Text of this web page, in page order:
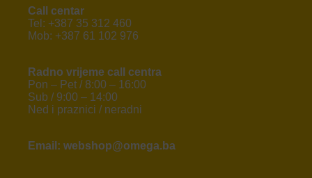
Call centar
Tel: +387 35 312 460
Mob: +387 61 102 976
Radno vrijeme call centra
Pon – Pet / 8:00 – 16:00
Sub / 9:00 – 14:00
Ned i praznici / neradni
Email: webshop@omega.ba